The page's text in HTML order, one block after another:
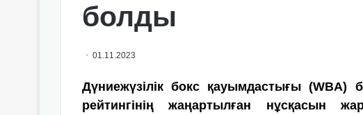
болды
01.11.2023
Дүниежүзілік бокс қауымдастығы (WBA)
рейтингінің жаңартылған нұсқасын